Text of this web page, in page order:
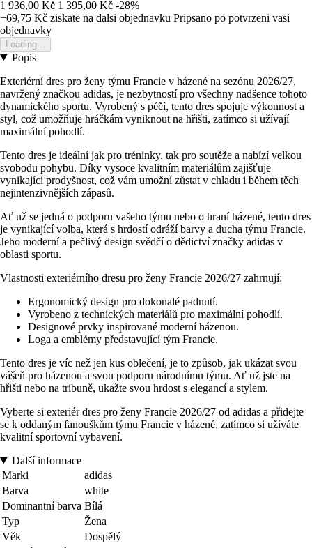
1 936,00 Kč 1 395,00 Kč -28%
+69,75 Kč ziskate na dalsi objednavku Pripsano po potvrzeni vasi
objednavky
Loading...
Popis
Exteriérní dres pro ženy týmu Francie v házené na sezónu 2026/27,
navržený značkou adidas, je nezbytností pro všechny nadšence tohoto
dynamického sportu. Vyrobený s péčí, tento dres spojuje výkonnost a
styl, což umožňuje hráčkám vyniknout na hřišti, zatímco si užívají
maximální pohodlí.
Tento dres je ideální jak pro tréninky, tak pro soutěže a nabízí velkou
svobodu pohybu. Díky vysoce kvalitním materiálům zajišťuje
vynikající prodyšnost, což vám umožní zůstat v chladu i během těch
nejintenzivnějších zápasů.
Ať už se jedná o podporu vašeho týmu nebo o hraní házené, tento dres
je vynikající volba, která s hrdostí odráží barvy a ducha týmu Francie.
Jeho moderní a pečlivý design svědčí o dědictví značky adidas v
oblasti sportu.
Vlastnosti exteriérního dresu pro ženy Francie 2026/27 zahrnují:
Ergonomický design pro dokonalé padnutí.
Vyrobeno z technických materiálů pro maximální pohodlí.
Designové prvky inspirované moderní házenou.
Loga a emblémy představující tým Francie.
Tento dres je víc než jen kus oblečení, je to způsob, jak ukázat svou
vášeň pro házenou a svou podporu národnímu týmu. Ať už jste na
hřišti nebo na tribuně, ukažte svou hrdost s elegancí a stylem.
Vyberte si exteriér dres pro ženy Francie 2026/27 od adidas a přidejte
se k oddaným fanouškům týmu Francie v házené, zatímco si užíváte
kvalitní sportovní vybavení.
Další informace
Marki
adidas
Barva
white
Dominantní barva Bílá
Typ
Žena
Věk
Dospělý